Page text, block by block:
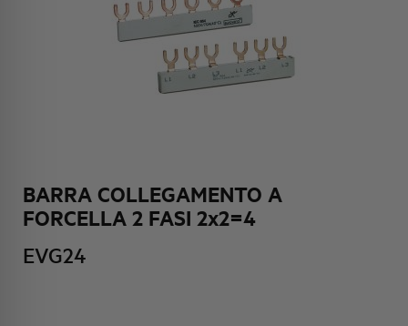
BARRA COLLEGAMENTO A
FORCELLA 2 FASI 2x2=4
EVG24